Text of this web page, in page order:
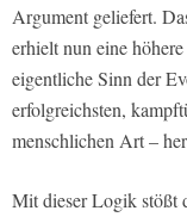
Argument geliefert.
erhielt nun eine
eigentliche Sinn der
erfolgreichsten,
menschlichen Art –
Mit dieser Logik stößt